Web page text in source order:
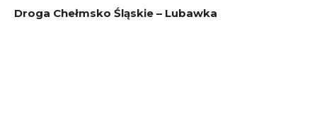
Droga Chełmsko Śląskie – Lubawka